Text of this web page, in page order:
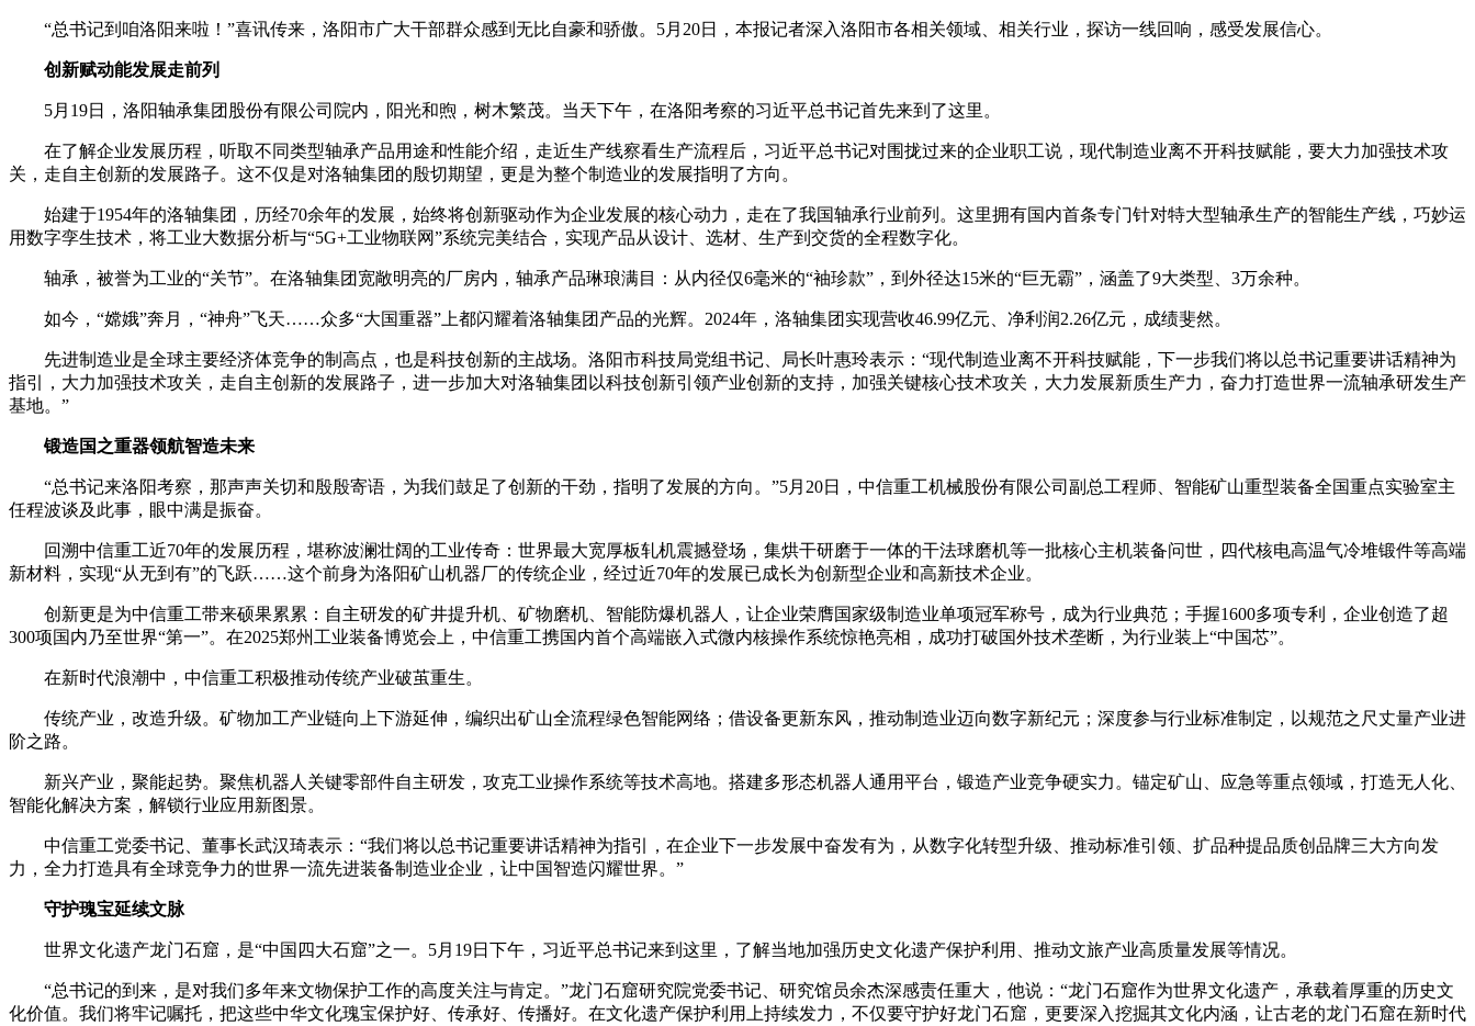
“总书记到咱洛阳来啦！”喜讯传来，洛阳市广大干部群众感到无比自豪和骄傲。5月20日，本报记者深入洛阳市各相关领域、相关行业，探访一线回响，感受发展信心。
创新赋动能发展走前列
5月19日，洛阳轴承集团股份有限公司院内，阳光和煦，树木繁茂。当天下午，在洛阳考察的习近平总书记首先来到了这里。
在了解企业发展历程，听取不同类型轴承产品用途和性能介绍，走近生产线察看生产流程后，习近平总书记对围拢过来的企业职工说，现代制造业离不开科技赋能，要大力加强技术攻
关，走自主创新的发展路子。这不仅是对洛轴集团的殷切期望，更是为整个制造业的发展指明了方向。
始建于1954年的洛轴集团，历经70余年的发展，始终将创新驱动作为企业发展的核心动力，走在了我国轴承行业前列。这里拥有国内首条专门针对特大型轴承生产的智能生产线，巧妙运
用数字孪生技术，将工业大数据分析与“5G+工业物联网”系统完美结合，实现产品从设计、选材、生产到交货的全程数字化。
轴承，被誉为工业的“关节”。在洛轴集团宽敞明亮的厂房内，轴承产品琳琅满目：从内径仅6毫米的“袖珍款”，到外径达15米的“巨无霸”，涵盖了9大类型、3万余种。
如今，“嫦娥”奔月，“神舟”飞天……众多“大国重器”上都闪耀着洛轴集团产品的光辉。2024年，洛轴集团实现营收46.99亿元、净利润2.26亿元，成绩斐然。
先进制造业是全球主要经济体竞争的制高点，也是科技创新的主战场。洛阳市科技局党组书记、局长叶惠玲表示：“现代制造业离不开科技赋能，下一步我们将以总书记重要讲话精神为
指引，大力加强技术攻关，走自主创新的发展路子，进一步加大对洛轴集团以科技创新引领产业创新的支持，加强关键核心技术攻关，大力发展新质生产力，奋力打造世界一流轴承研发生产
基地。”
锻造国之重器领航智造未来
“总书记来洛阳考察，那声声关切和殷殷寄语，为我们鼓足了创新的干劲，指明了发展的方向。”5月20日，中信重工机械股份有限公司副总工程师、智能矿山重型装备全国重点实验室主
任程波谈及此事，眼中满是振奋。
回溯中信重工近70年的发展历程，堪称波澜壮阔的工业传奇：世界最大宽厚板轧机震撼登场，集烘干研磨于一体的干法球磨机等一批核心主机装备问世，四代核电高温气冷堆锻件等高端
新材料，实现“从无到有”的飞跃……这个前身为洛阳矿山机器厂的传统企业，经过近70年的发展已成长为创新型企业和高新技术企业。
创新更是为中信重工带来硕果累累：自主研发的矿井提升机、矿物磨机、智能防爆机器人，让企业荣膺国家级制造业单项冠军称号，成为行业典范；手握1600多项专利，企业创造了超
300项国内乃至世界“第一”。在2025郑州工业装备博览会上，中信重工携国内首个高端嵌入式微内核操作系统惊艳亮相，成功打破国外技术垄断，为行业装上“中国芯”。
在新时代浪潮中，中信重工积极推动传统产业破茧重生。
传统产业，改造升级。矿物加工产业链向上下游延伸，编织出矿山全流程绿色智能网络；借设备更新东风，推动制造业迈向数字新纪元；深度参与行业标准制定，以规范之尺丈量产业进
阶之路。
新兴产业，聚能起势。聚焦机器人关键零部件自主研发，攻克工业操作系统等技术高地。搭建多形态机器人通用平台，锻造产业竞争硬实力。锚定矿山、应急等重点领域，打造无人化、
智能化解决方案，解锁行业应用新图景。
中信重工党委书记、董事长武汉琦表示：“我们将以总书记重要讲话精神为指引，在企业下一步发展中奋发有为，从数字化转型升级、推动标准引领、扩品种提品质创品牌三大方向发
力，全力打造具有全球竞争力的世界一流先进装备制造业企业，让中国智造闪耀世界。”
守护瑰宝延续文脉
世界文化遗产龙门石窟，是“中国四大石窟”之一。5月19日下午，习近平总书记来到这里，了解当地加强历史文化遗产保护利用、推动文旅产业高质量发展等情况。
“总书记的到来，是对我们多年来文物保护工作的高度关注与肯定。”龙门石窟研究院党委书记、研究馆员余杰深感责任重大，他说：“龙门石窟作为世界文化遗产，承载着厚重的历史文
化价值。我们将牢记嘱托，把这些中华文化瑰宝保护好、传承好、传播好。在文化遗产保护利用上持续发力，不仅要守护好龙门石窟，更要深入挖掘其文化内涵，让古老的龙门石窟在新时代